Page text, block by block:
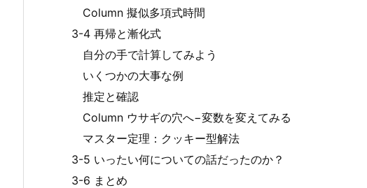
Column 擬似多項式時間
3-4 再帰と漸化式
自分の手で計算してみよう
いくつかの大事な例
推定と確認
Column ウサギの穴へ−変数を変えてみる
マスター定理：クッキー型解法
3-5 いったい何についての話だったのか？
3-6 まとめ